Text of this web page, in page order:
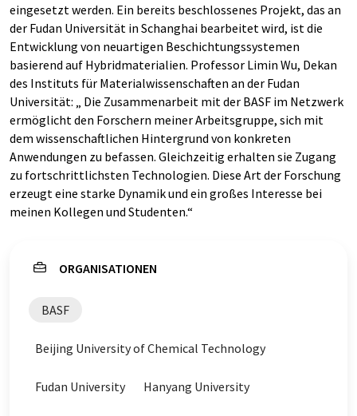
eingesetzt werden. Ein bereits beschlossenes Projekt, das an
der Fudan Universität in Schanghai bearbeitet wird, ist die
Entwicklung von neuartigen Beschichtungssystemen
basierend auf Hybridmaterialien. Professor Limin Wu, Dekan
des Instituts für Materialwissenschaften an der Fudan
Universität: „ Die Zusammenarbeit mit der BASF im Netzwerk
ermöglicht den Forschern meiner Arbeitsgruppe, sich mit
dem wissenschaftlichen Hintergrund von konkreten
Anwendungen zu befassen. Gleichzeitig erhalten sie Zugang
zu fortschrittlichsten Technologien. Diese Art der Forschung
erzeugt eine starke Dynamik und ein großes Interesse bei
meinen Kollegen und Studenten.“
ORGANISATIONEN
BASF
Beijing University of Chemical Technology
Fudan University Hanyang University